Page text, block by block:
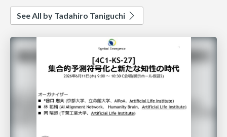
See All by Tadahiro Taniguchi